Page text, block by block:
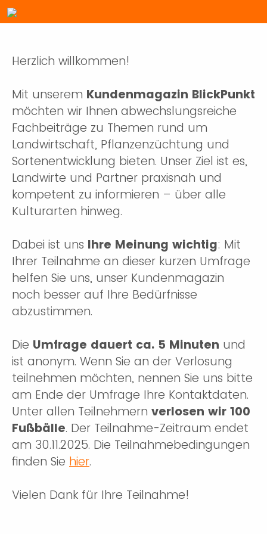
Herzlich willkommen!
Mit unserem Kundenmagazin BlickPunkt
möchten wir Ihnen abwechslungsreiche
Fachbeiträge zu Themen rund um
Landwirtschaft, Pflanzenzüchtung und
Sortenentwicklung bieten. Unser Ziel ist es,
Landwirte und Partner praxisnah und
kompetent zu informieren – über alle
Kulturarten hinweg.
Dabei ist uns Ihre Meinung wichtig: Mit
Ihrer Teilnahme an dieser kurzen Umfrage
helfen Sie uns, unser Kundenmagazin
noch besser auf Ihre Bedürfnisse
abzustimmen.
Die Umfrage dauert ca. 5 Minuten und
ist anonym. Wenn Sie an der Verlosung
teilnehmen möchten, nennen Sie uns bitte
am Ende der Umfrage Ihre Kontaktdaten.
Unter allen Teilnehmern verlosen wir 100
Fußbälle. Der Teilnahme-Zeitraum endet
am 30.11.2025. Die Teilnahmebedingungen
finden Sie hier.
Vielen Dank für Ihre Teilnahme!